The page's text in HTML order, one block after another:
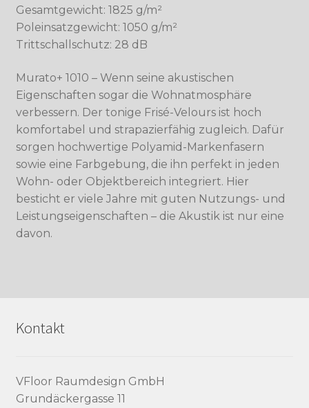
Gesamtgewicht: 1825 g/m²
Poleinsatzgewicht: 1050 g/m²
Trittschallschutz: 28 dB
Murato+ 1010 – Wenn seine akustischen
Eigenschaften sogar die Wohnatmosphäre
verbessern. Der tonige Frisé-Velours ist hoch
komfortabel und strapazierfähig zugleich. Dafür
sorgen hochwertige Polyamid-Markenfasern
sowie eine Farbgebung, die ihn perfekt in jeden
Wohn- oder Objektbereich integriert. Hier
besticht er viele Jahre mit guten Nutzungs- und
Leistungseigenschaften – die Akustik ist nur eine
davon.
Kontakt
VFloor Raumdesign GmbH
Grundäckergasse 11